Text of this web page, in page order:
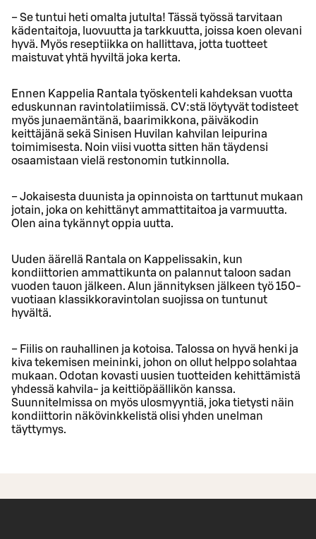
− Se tuntui heti omalta jutulta! Tässä työssä tarvitaan
kädentaitoja, luovuutta ja tarkkuutta, joissa koen olevani
hyvä. Myös reseptiikka on hallittava, jotta tuotteet
maistuvat yhtä hyviltä joka kerta.
Ennen Kappelia Rantala työskenteli kahdeksan vuotta
eduskunnan ravintolatiimissä. CV:stä löytyvät todisteet
myös junaemäntänä, baarimikkona, päiväkodin
keittäjänä sekä Sinisen Huvilan kahvilan leipurina
toimimisesta. Noin viisi vuotta sitten hän täydensi
osaamistaan vielä restonomin tutkinnolla.
− Jokaisesta duunista ja opinnoista on tarttunut mukaan
jotain, joka on kehittänyt ammattitaitoa ja varmuutta.
Olen aina tykännyt oppia uutta.
Uuden äärellä Rantala on Kappelissakin, kun
kondiittorien ammattikunta on palannut taloon sadan
vuoden tauon jälkeen. Alun jännityksen jälkeen työ 150-
vuotiaan klassikkoravintolan suojissa on tuntunut
hyvältä.
− Fiilis on rauhallinen ja kotoisa. Talossa on hyvä henki ja
kiva tekemisen meininki, johon on ollut helppo solahtaa
mukaan. Odotan kovasti uusien tuotteiden kehittämistä
yhdessä kahvila- ja keittiöpäällikön kanssa.
Suunnitelmissa on myös ulosmyyntiä, joka tietysti näin
kondiittorin näkövinkkelistä olisi yhden unelman
täyttymys.